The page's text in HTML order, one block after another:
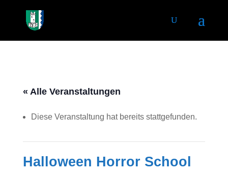
« Alle Veranstaltungen
Diese Veranstaltung hat bereits stattgefunden.
Halloween Horror School